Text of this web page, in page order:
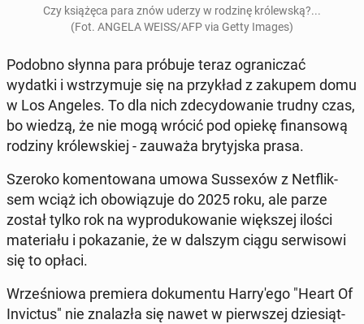
Czy ksią­żę­ca para znów uderzy w rodzinę kró­lew­ską?...
(Fot. ANGELA WEISS/AFP via Getty Images)
Podobno słynna para próbuje teraz ogra­ni­czać
wydatki i wstrzy­mu­je się na przy­kład z zakupem domu
w Los Angeles. To dla nich zde­cy­do­wa­nie trudny czas,
bo wiedzą, że nie mogą wrócić pod opiekę fi­nan­so­wą
rodziny kró­lew­skiej - zauważa bry­tyj­ska prasa.
Szeroko ko­men­to­wa­na umowa Sus­se­xów z Net­flik­
sem wciąż ich obo­wią­zu­je do 2025 roku, ale parze
został tylko rok na wy­pro­du­ko­wa­nie więk­szej ilości
ma­te­ria­łu i po­ka­za­nie, że w dalszym ciągu ser­wi­so­wi
się to opłaci.
Wrze­śnio­wa pre­mie­ra do­ku­men­tu Har­ry­'e­go "Heart Of
In­vic­tus" nie zna­la­zła się nawet w pierw­szej dzie­siąt­